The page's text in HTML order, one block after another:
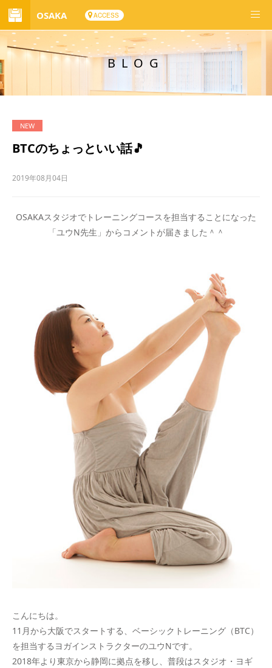
OSAKA ACCESS
BLOG
BTCのちょっといい話🎵
2019年08月04日
OSAKAスタジオでトレーニングコースを担当することになった
「ユウN先生」からコメントが届きました＾＾
こんにちは。
11月から大阪でスタートする、ベーシックトレーニング（BTC）
を担当するヨガインストラクターのユウNです。
2018年より東京から静岡に拠点を移し、普段はスタジオ・ヨギ